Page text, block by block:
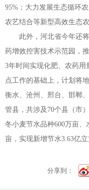
95% ；大力发展生态循环
农艺结合等新型高效生态农
此外，河北省今年还
药增效控害技术示范园，
3年时间实现化肥、农药用
点工作的基础上，计划将
衡水、沧州、邢台、邯郸
管县，共涉及 70个县（市
冬小麦节水品种600万亩、
亩，实现新增节水3.63亿立
分享到：